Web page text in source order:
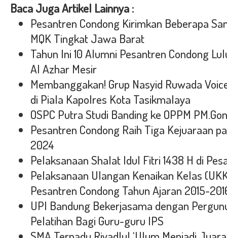
Baca Juga Artikel Lainnya :
Pesantren Condong Kirimkan Beberapa
MQK Tingkat Jawa Barat
Tahun Ini 10 Alumni Pesantren Condong
Al Azhar Mesir
Membanggakan! Grup Nasyid Ruwada
di Piala Kapolres Kota Tasikmalaya
OSPC Putra Studi Banding ke OPPM
Pesantren Condong Raih Tiga Kejuaraan
2024
Pelaksanaan Shalat Idul Fitri 1438 H di
Pelaksanaan Ulangan Kenaikan Kelas
Pesantren Condong Tahun Ajaran 2015-
UPI Bandung Bekerjasama dengan
Pelatihan Bagi Guru-guru IPS